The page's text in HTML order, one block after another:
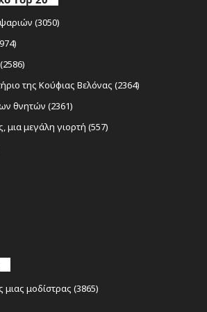
(3050)
της Κούφιας Βελόνας (2364)
θνητών (2361)
μεγάλη γιορτή (557)
μοδίστρας (3865)